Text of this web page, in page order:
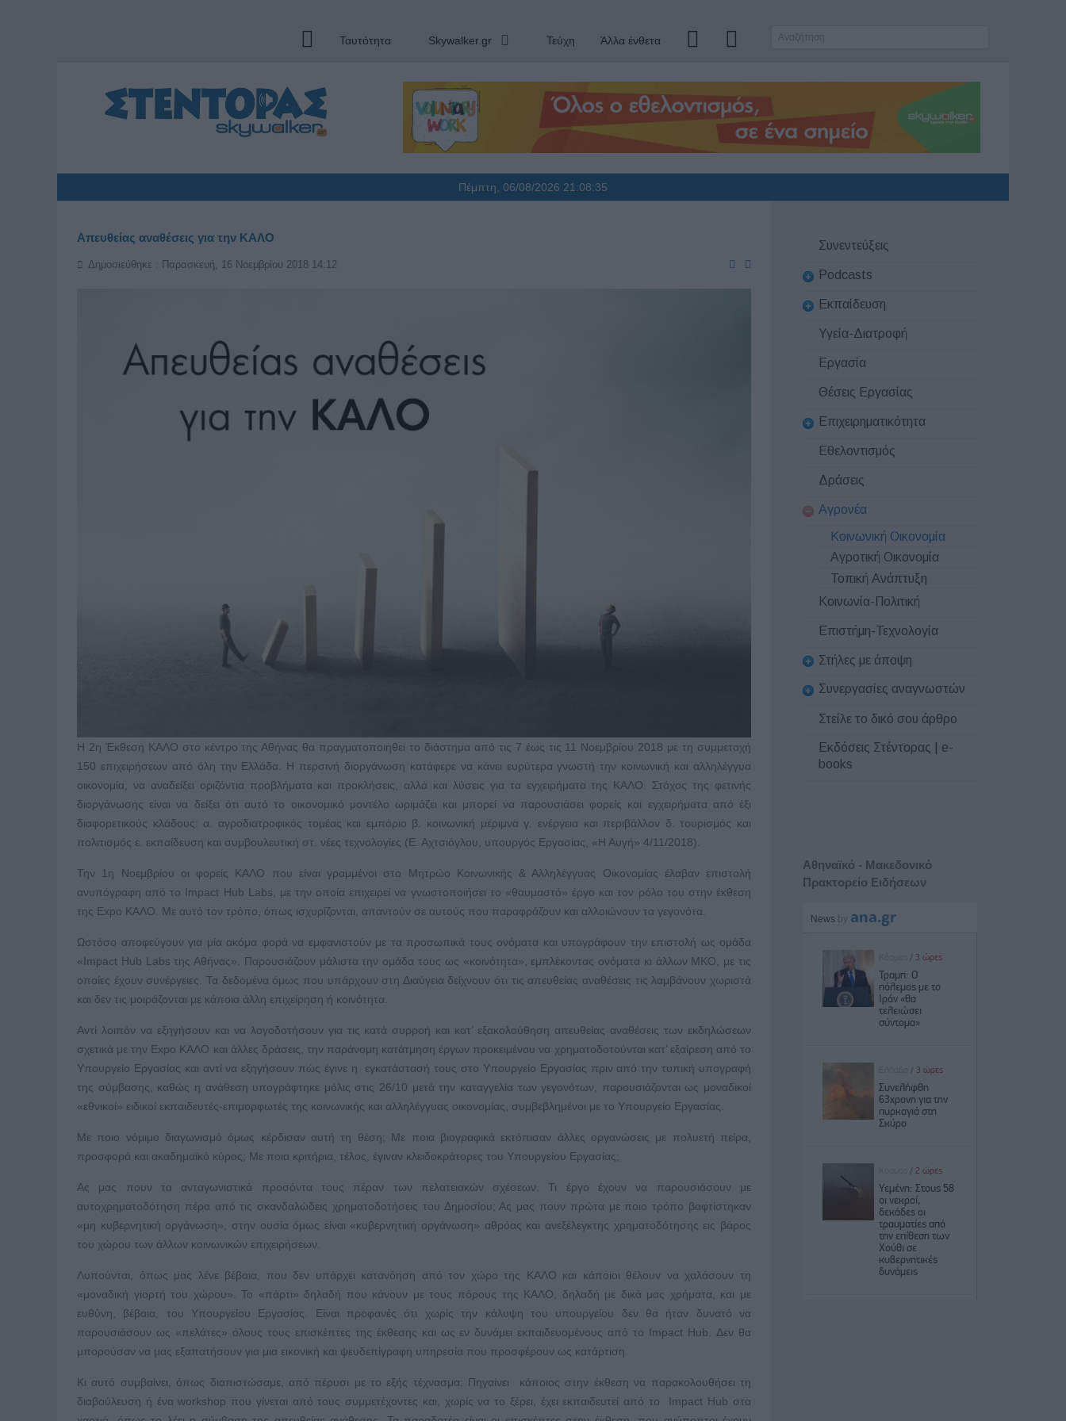
Ταυτότητα Skywalker.gr Τεύχη Άλλα ένθετα
Πέμπτη, 06/08/2026 21:08:36
Απευθείας αναθέσεις για την ΚΑΛΟ
Δημοσιεύθηκε : Παρασκευή, 16 Νοεμβρίου 2018 14:12
Η 2η Έκθεση ΚΑΛΟ στο κέντρο της Αθήνας θα πραγματοποιηθεί το διάστημα από τις 7 έως τις 11 Νοεμβρίου 2018 με τη συμμετοχή
150 επιχειρήσεων από όλη την Ελλάδα. Η περσινή διοργάνωση κατάφερε να κάνει ευρύτερα γνωστή την κοινωνική και αλληλέγγυα
οικονομία, να αναδείξει οριζόντια προβλήματα και προκλήσεις, αλλά και λύσεις για τα εγχειρήματα της ΚΑΛΟ. Στόχος της φετινής
διοργάνωσης είναι να δείξει ότι αυτό το οικονομικό μοντέλο ωριμάζει και μπορεί να παρουσιάσει φορείς και εγχειρήματα από έξι
διαφορετικούς κλάδους: α. αγροδιατροφικός τομέας και εμπόριο β. κοινωνική μέριμνα γ. ενέργεια και περιβάλλον δ. τουρισμός και
πολιτισμός ε. εκπαίδευση και συμβουλευτική στ. νέες τεχνολογίες (Ε. Αχτσιόγλου, υπουργός Εργασίας, «Η Αυγή» 4/11/2018).
Την 1η Νοεμβρίου οι φορείς ΚΑΛΟ που είναι γραμμένοι στο Μητρώο Κοινωνικής & Αλληλέγγυας Οικονομίας έλαβαν επιστολή
ανυπόγραφη από το Impact Hub Labs, με την οποία επιχειρεί να γνωστοποιήσει το «θαυμαστό» έργο και τον ρόλο του στην έκθεση
της Expo ΚΑΛΟ. Με αυτό τον τρόπο, όπως ισχυρίζονται, απαντούν σε αυτούς που παραφράζουν και αλλοιώνουν τα γεγονότα.
Ωστόσο αποφεύγουν για μία ακόμα φορά να εμφανιστούν με τα προσωπικά τους ονόματα και υπογράφουν την επιστολή ως ομάδα
«Impact Hub Labs της Αθήνας». Παρουσιάζουν μάλιστα την ομάδα τους ως «κοινότητα», εμπλέκοντας ονόματα κι άλλων ΜΚΟ, με τις
οποίες έχουν συνέργειες. Τα δεδομένα όμως που υπάρχουν στη Διαύγεια δείχνουν ότι τις απευθείας αναθέσεις τις λαμβάνουν χωριστά
και δεν τις μοιράζονται με κάποια άλλη επιχείρηση ή κοινότητα.
Αντί λοιπόν να εξηγήσουν και να λογοδοτήσουν για τις κατά συρροή και κατ’ εξακολούθηση απευθείας αναθέσεις των εκδηλώσεων
σχετικά με την Expo ΚΑΛΟ και άλλες δράσεις, την παράνομη κατάτμηση έργων προκειμένου να χρηματοδοτούνται κατ’ εξαίρεση από το
Υπουργείο Εργασίας και αντί να εξηγήσουν πώς έγινε η εγκατάστασή τους στο Υπουργείο Εργασίας πριν από την τυπική υπογραφή
της σύμβασης, καθώς η ανάθεση υπογράφτηκε μόλις στις 26/10 μετά την καταγγελία των γεγονότων, παρουσιάζονται ως μοναδικοί
«εθνικοί» ειδικοί εκπαιδευτές-επιμορφωτές της κοινωνικής και αλληλέγγυας οικονομίας, συμβεβλημένοι με το Υπουργείο Εργασίας.
Με ποιο νόμιμο διαγωνισμό όμως κέρδισαν αυτή τη θέση; Με ποια βιογραφικά εκτόπισαν άλλες οργανώσεις με πολυετή πείρα,
προσφορά και ακαδημαϊκό κύρος; Με ποια κριτήρια, τέλος, έγιναν κλειδοκράτορες του Υπουργείου Εργασίας;
Ας μας πουν τα ανταγωνιστικά προσόντα τους πέραν των πελατειακών σχέσεων. Τι έργο έχουν να παρουσιάσουν με
αυτοχρηματοδότηση πέρα από τις σκανδαλώδεις χρηματοδοτήσεις του Δημοσίου; Ας μας πουν πρώτα με ποιο τρόπο βαφτίστηκαν
«μη κυβερνητική οργάνωση», στην ουσία όμως είναι «κυβερνητική οργάνωση» αθρόας και ανεξέλεγκτης χρηματοδότησης εις βάρος
του χώρου των άλλων κοινωνικών επιχειρήσεων.
Λυπούνται, όπως μας λένε βέβαια, που δεν υπάρχει κατανόηση από τον χώρο της ΚΑΛΟ και κάποιοι θέλουν να χαλάσουν τη
«μοναδική γιορτή του χώρου». Το «πάρτι» δηλαδή που κάνουν με τους πόρους της ΚΑΛΟ, δηλαδή με δικά μας χρήματα, και με
ευθύνη, βέβαια, του Υπουργείου Εργασίας. Είναι προφανές ότι χωρίς την κάλυψη του υπουργείου δεν θα ήταν δυνατό να
παρουσιάσουν ως «πελάτες» όλους τους επισκέπτες της έκθεσης και ως εν δυνάμει εκπαιδευομένους από το Impact Hub. Δεν θα
μπορούσαν να μας εξαπατήσουν για μια εικονική και ψευδεπίγραφη υπηρεσία που προσφέρουν ως κατάρτιση.
Κι αυτό συμβαίνει, όπως διαπιστώσαμε, από πέρυσι με το εξής τέχνασμα: Πηγαίνει κάποιος στην έκθεση να παρακολουθήσει τη
διαβούλευση ή ένα workshop που γίνεται από τους συμμετέχοντες και, χωρίς να το ξέρει, έχει εκπαιδευτεί από το Impact Hub στα
Συνεντεύξεις
Podcasts
Εκπαίδευση
Υγεία-Διατροφή
Εργασία
Θέσεις Εργασίας
Επιχειρηματικότητα
Εθελοντισμός
Δράσεις
Αγρονέα
Κοινωνική Οικονομία
Αγροτική Οικονομία
Τοπική Ανάπτυξη
Κοινωνία-Πολιτική
Επιστήμη-Τεχνολογία
Στήλες με άποψη
Συνεργασίες αναγνωστών
Στείλε το δικό σου άρθρο
Εκδόσεις Στέντορας | e-
books
Αθηναϊκό - Μακεδονικό
Πρακτορείο Ειδήσεων